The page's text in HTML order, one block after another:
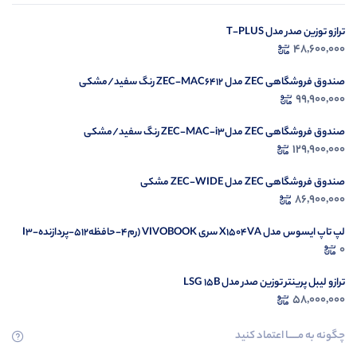
ترازو توزین صدر مدل T-PLUS
48,600,000
صندوق فروشگاهی ZEC مدل ZEC-MAC6412 رنگ سفید/مشکی
99,900,000
صندوق فروشگاهی ZEC مدلZEC-MAC-i3 رنگ سفید/مشکی
129,900,000
صندوق فروشگاهی ZEC مدل ZEC-WIDE مشکی
86,900,000
لپ تاپ ایسوس مدل X1504VA سری VIVOBOOK (رم4-حافظه512-پردازندهI3-
1335U)
0
ترازو لیبل پرینتر توزین صدر مدل LSG 15B
58,000,000
در حال بارگیری ...
مشاهده محصولات
چگونه به مــــــا اعتماد کنید